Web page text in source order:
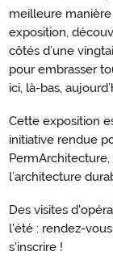
meilleure
exposition,
côtés d’une
pour embrasser
ici, là-bas,
Cette exposition
initiative rendue
l’architecture
Des visites
l'été : rendez-
s'inscrire !